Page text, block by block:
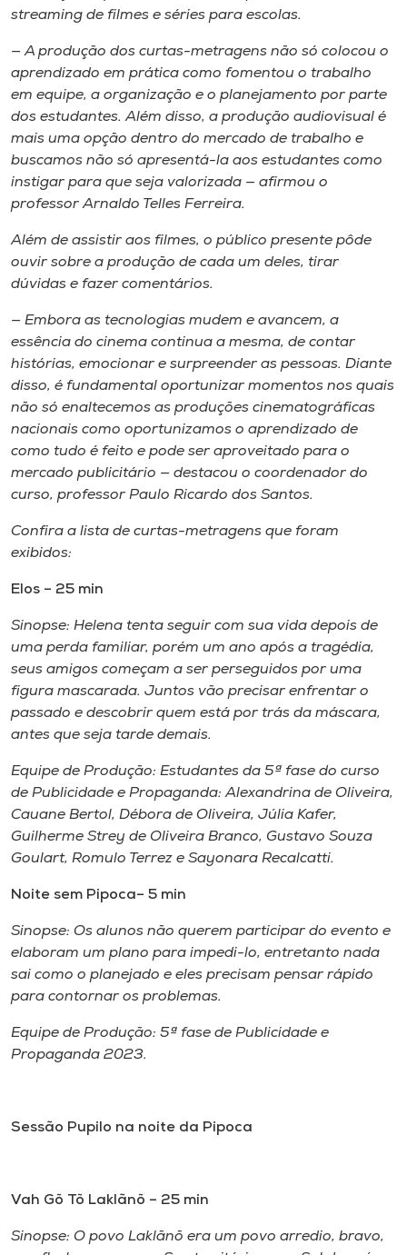
Museu
Unoesc
Store
Selecione
A-
streaming de filmes e séries para escolas.
— A produção dos curtas-metragens não só colocou o
aprendizado em prática como fomentou o trabalho
em equipe, a organização e o planejamento por parte
dos estudantes. Além disso, a produção audiovisual é
mais uma opção dentro do mercado de trabalho e
buscamos não só apresentá-la aos estudantes como
instigar para que seja valorizada — afirmou o
professor Arnaldo Telles Ferreira.
Além de assistir aos filmes, o público presente pôde
ouvir sobre a produção de cada um deles, tirar
dúvidas e fazer comentários.
— Embora as tecnologias mudem e avancem, a
essência do cinema continua a mesma, de contar
histórias, emocionar e surpreender as pessoas. Diante
disso, é fundamental oportunizar momentos nos quais
não só enaltecemos as produções cinematográficas
nacionais como oportunizamos o aprendizado de
como tudo é feito e pode ser aproveitado para o
mercado publicitário — destacou o coordenador do
curso, professor Paulo Ricardo dos Santos.
Confira a lista de curtas-metragens que foram
exibidos:
Elos – 25 min
Sinopse: Helena tenta seguir com sua vida depois de
uma perda familiar, porém um ano após a tragédia,
seus amigos começam a ser perseguidos por uma
figura mascarada. Juntos vão precisar enfrentar o
passado e descobrir quem está por trás da máscara,
antes que seja tarde demais.
Equipe de Produção: Estudantes da 5ª fase do curso
de Publicidade e Propaganda: Alexandrina de Oliveira,
Cauane Bertol, Débora de Oliveira, Júlia Kafer,
Guilherme Strey de Oliveira Branco, Gustavo Souza
Goulart, Romulo Terrez e Sayonara Recalcatti.
Noite sem Pipoca– 5 min
Sinopse: Os alunos não querem participar do evento e
elaboram um plano para impedi-lo, entretanto nada
sai como o planejado e eles precisam pensar rápido
para contornar os problemas.
Equipe de Produção: 5ª fase de Publicidade e
Propaganda 2023.
Sessão Pupilo na noite da Pipoca
Vah Gõ Tõ Laklãnõ – 25 min
Sinopse: O povo Laklãnõ era um povo arredio, bravo,